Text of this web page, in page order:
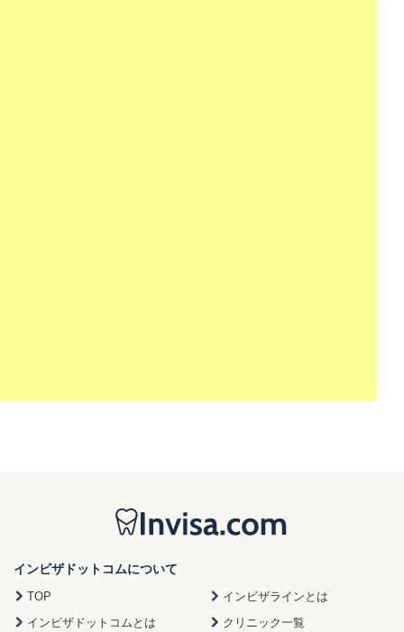
インビザドットコムについて
TOP
インビザラインとは
インビザドットコムとは
クリニック一覧